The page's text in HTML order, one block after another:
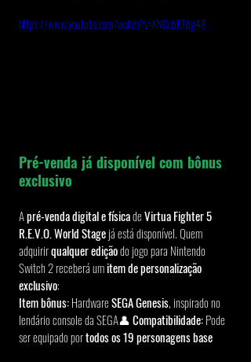
https://www.youtube.com/watch?v=KNCcbKTbg48
Pré-venda já disponível com bônus
exclusivo
A pré-venda digital e física de Virtua Fighter 5
R.E.V.O. World Stage já está disponível. Quem
adquirir qualquer edição do jogo para Nintendo
Switch 2 receberá um item de personalização
exclusivo:
Item bônus: Hardware SEGA Genesis, inspirado no
lendário console da SEGA👤 Compatibilidade: Pode
ser equipado por todos os 19 personagens base